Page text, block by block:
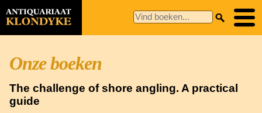
Onze boeken
The challenge of shore angling. A practical
guide